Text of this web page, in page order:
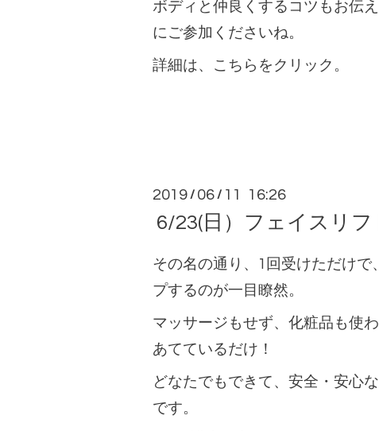
ボディと仲良くするコツもお伝
にご参加くださいね。
詳細は、こちらをクリック。
2019 / 06 / 11 16:26
6/23(日）フェイスリフ
その名の通り、1回受けただけで
プするのが一目瞭然。
マッサージもせず、化粧品も使
あてているだけ！
どなたでもできて、安全・安心
です。